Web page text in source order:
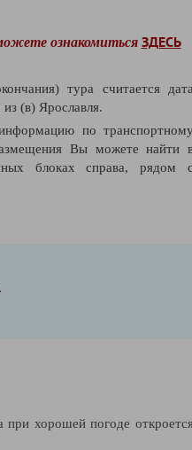
ознакомиться ЗДЕСЬ
тура считается
(в) Ярославля.
по
Вы можете найти
блоках справа, рядом
при хорошей погоде